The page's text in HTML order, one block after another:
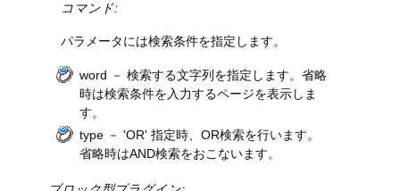
コマンド:
パラメータには検索条件を指定します。
word － 検索する文字列を指定します。省略
時は検索条件を入力するページを表示しま
す。
type － 'OR' 指定時、OR検索を行います。
省略時はAND検索をおこないます。